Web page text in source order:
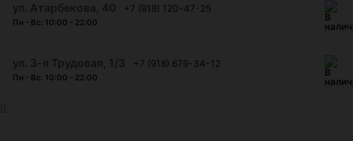
+7 (918) 120-47-25
Пн - Вс: 10:00 - 22:00
+7 (918) 679-34-12
Пн - Вс: 10:00 - 22:00